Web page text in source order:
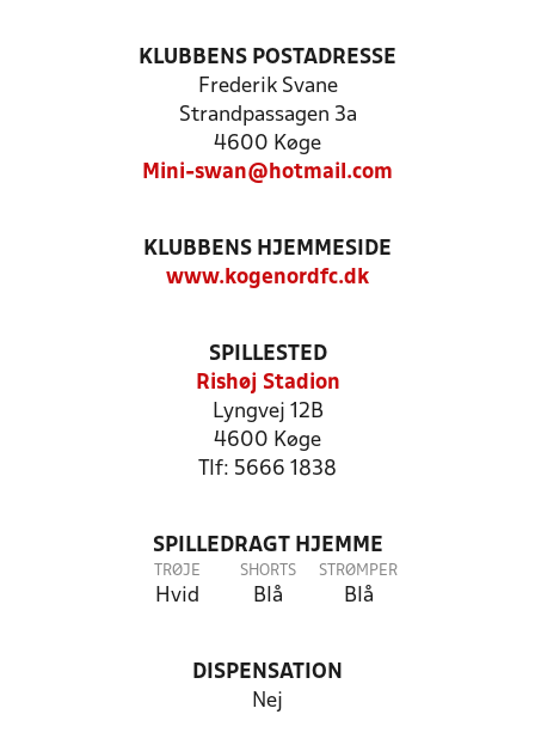
KLUBBENS POSTADRESSE
Frederik Svane
Strandpassagen 3a
4600 Køge
Mini-swan@hotmail.com
KLUBBENS HJEMMESIDE
www.kogenordfc.dk
SPILLESTED
Rishøj Stadion
Lyngvej 12B
4600 Køge
Tlf: 5666 1838
SPILLEDRAGT HJEMME
TRØJE
Hvid
SHORTS
Blå
STRØMPER
Blå
DISPENSATION
Nej